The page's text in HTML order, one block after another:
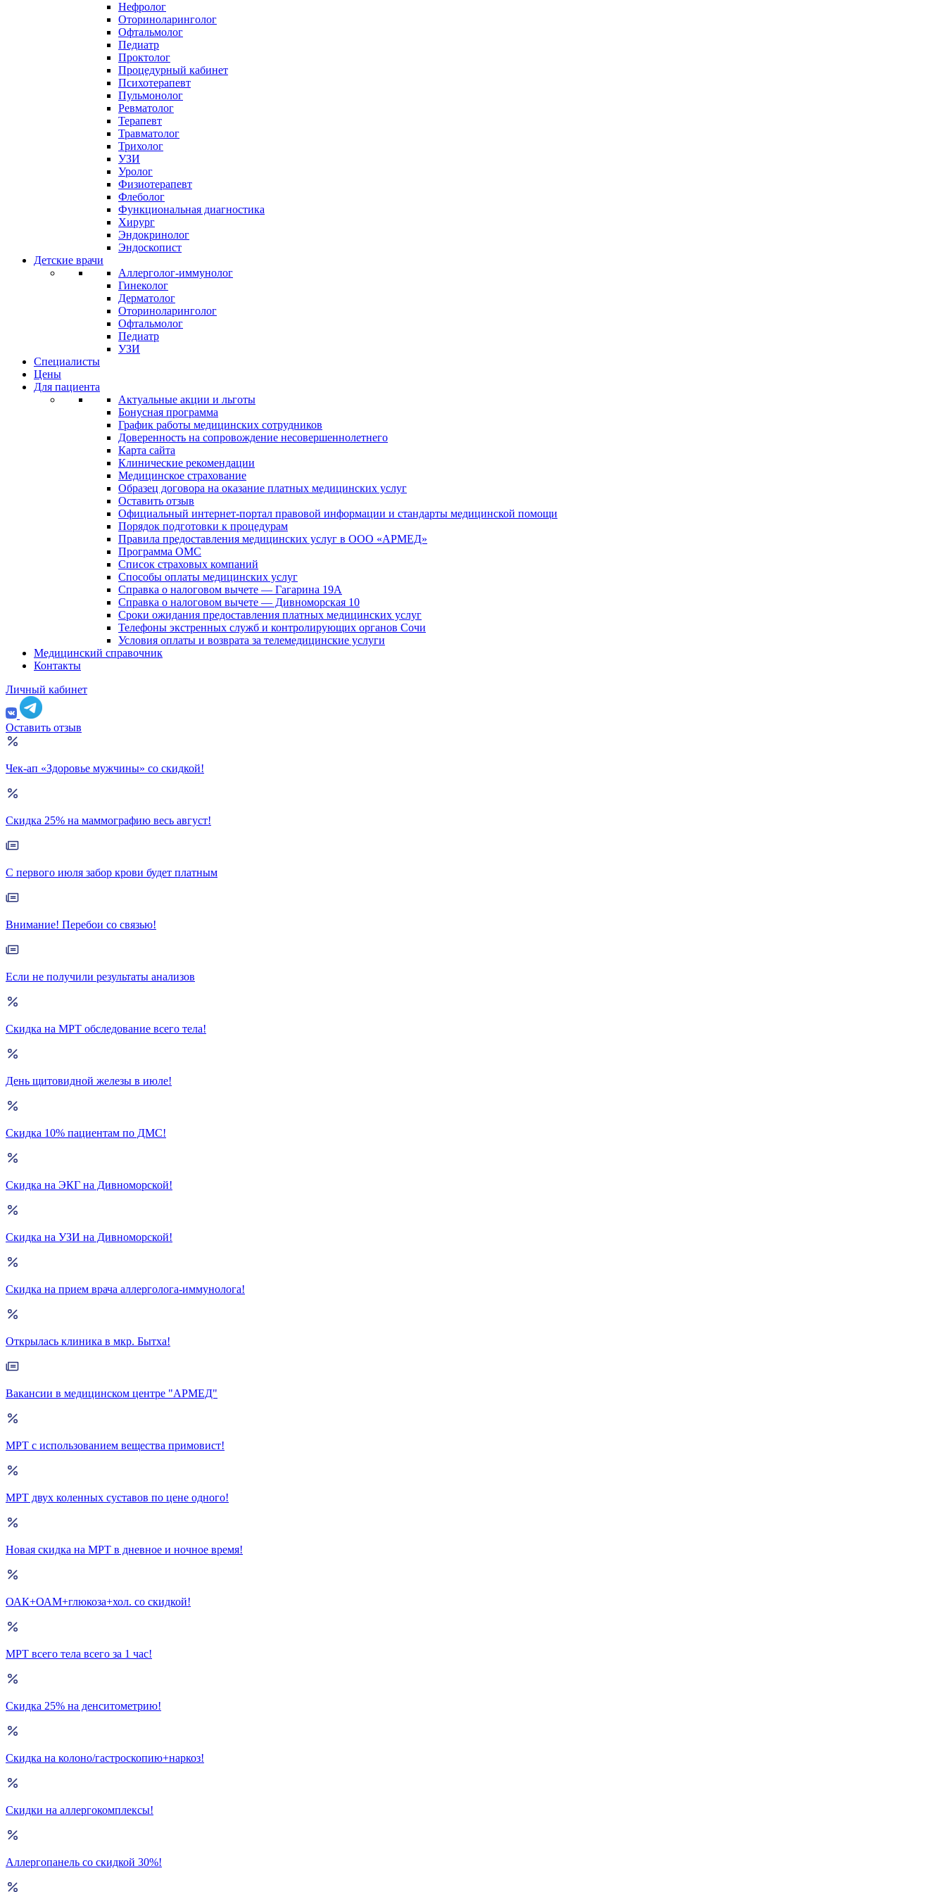
Нефролог
Оториноларинголог
Офтальмолог
Педиатр
Проктолог
Процедурный кабинет
Психотерапевт
Пульмонолог
Ревматолог
Терапевт
Травматолог
Трихолог
УЗИ
Уролог
Физиотерапевт
Флеболог
Функциональная диагностика
Хирург
Эндокринолог
Эндоскопист
Детские врачи
Аллерголог-иммунолог
Гинеколог
Дерматолог
Оториноларинголог
Офтальмолог
Педиатр
УЗИ
Специалисты
Цены
Для пациента
Актуальные акции и льготы
Бонусная программа
График работы медицинских сотрудников
Доверенность на сопровождение несовершеннолетнего
Карта сайта
Клинические рекомендации
Медицинское страхование
Образец договора на оказание платных медицинских услуг
Оставить отзыв
Официальный интернет-портал правовой информации и стандарты медицинской помощи
Порядок подготовки к процедурам
Правила предоставления медицинских услуг в ООО «АРМЕД»
Программа ОМС
Список страховых компаний
Способы оплаты медицинских услуг
Справка о налоговом вычете — Гагарина 19А
Справка о налоговом вычете — Дивноморская 10
Сроки ожидания предоставления платных медицинских услуг
Телефоны экстренных служб и контролирующих органов Сочи
Условия оплаты и возврата за телемедицинские услуги
Медицинский справочник
Контакты
Личный кабинет
Оставить отзыв
Чек-ап «Здоровье мужчины» со скидкой!
Скидка 25% на маммографию весь август!
С первого июля забор крови будет платным
Внимание! Перебои со связью!
Если не получили результаты анализов
Скидка на МРТ обследование всего тела!
День щитовидной железы в июле!
Скидка 10% пациентам по ДМС!
Скидка на ЭКГ на Дивноморской!
Скидка на УЗИ на Дивноморской!
Скидка на прием врача аллерголога-иммунолога!
Открылась клиника в мкр. Бытха!
Вакансии в медицинском центре "АРМЕД"
МРТ с использованием вещества примовист!
МРТ двух коленных суставов по цене одного!
Новая скидка на МРТ в дневное и ночное время!
ОАК+ОАМ+глюкоза+хол. со скидкой!
МРТ всего тела всего за 1 час!
Скидка 25% на денситометрию!
Скидка на колоно/гастроскопию+наркоз!
Скидки на аллергокомплексы!
Аллергопанель со скидкой 30%!